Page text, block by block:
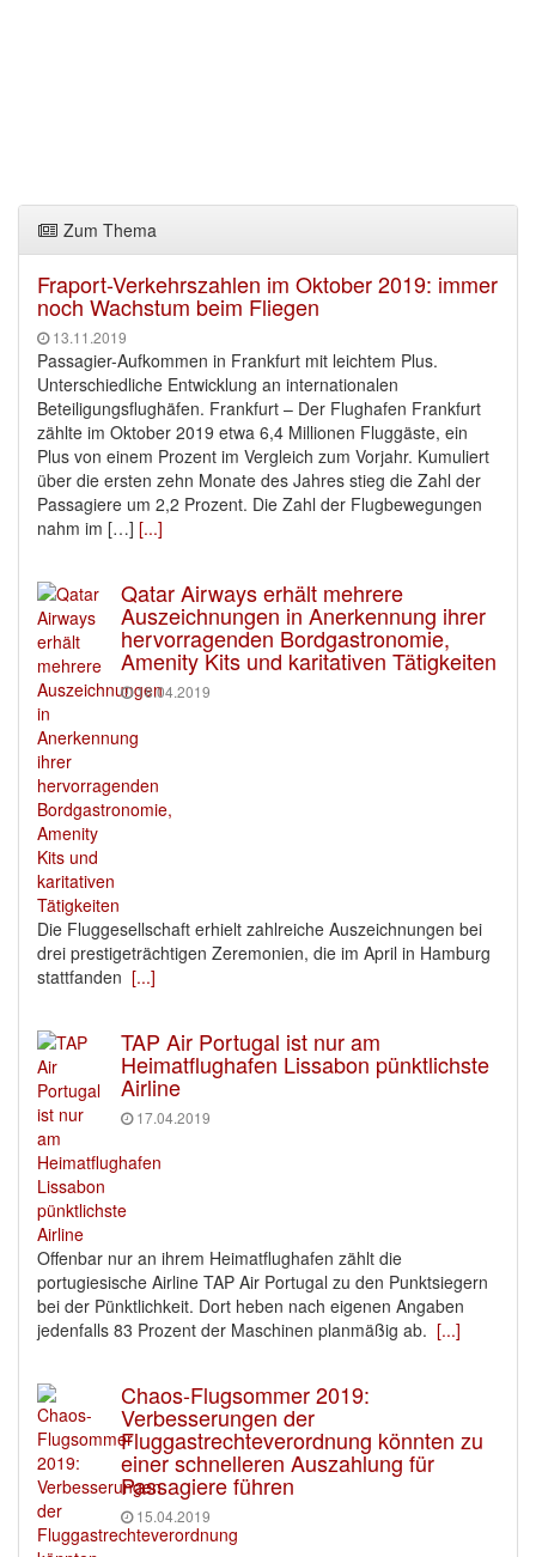
Zum Thema
Fraport-Verkehrszahlen im Oktober 2019: immer
noch Wachstum beim Fliegen
13.11.2019
Passagier-Aufkommen in Frankfurt mit leichtem Plus.
Unterschiedliche Entwicklung an internationalen
Beteiligungsflughäfen. Frankfurt – Der Flughafen Frankfurt
zählte im Oktober 2019 etwa 6,4 Millionen Fluggäste, ein
Plus von einem Prozent im Vergleich zum Vorjahr. Kumuliert
über die ersten zehn Monate des Jahres stieg die Zahl der
Passagiere um 2,2 Prozent. Die Zahl der Flugbewegungen
nahm im […] [...]
Qatar Airways erhält mehrere
Auszeichnungen in Anerkennung ihrer
hervorragenden Bordgastronomie,
Amenity Kits und karitativen Tätigkeiten
18.04.2019
Die Fluggesellschaft erhielt zahlreiche Auszeichnungen bei
drei prestigeträchtigen Zeremonien, die im April in Hamburg
stattfanden [...]
TAP Air Portugal ist nur am
Heimatflughafen Lissabon pünktlichste
Airline
17.04.2019
Offenbar nur an ihrem Heimatflughafen zählt die
portugiesische Airline TAP Air Portugal zu den Punktsiegern
bei der Pünktlichkeit. Dort heben nach eigenen Angaben
jedenfalls 83 Prozent der Maschinen planmäßig ab. [...]
Chaos-Flugsommer 2019:
Verbesserungen der
Fluggastrechteverordnung könnten zu
einer schnelleren Auszahlung für
Passagiere führen
15.04.2019